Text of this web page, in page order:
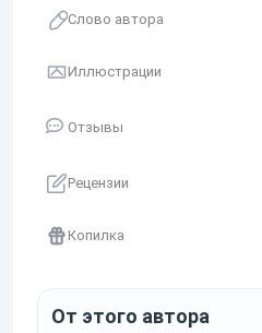
Слово автора
Иллюстрации
Отзывы
Рецензии
Копилка
От этого автора